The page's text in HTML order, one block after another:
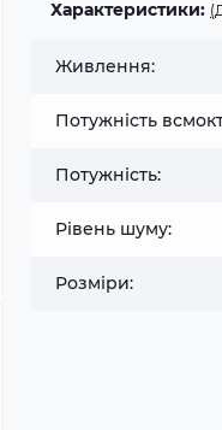
Характеристики:
Живлення:
Потужність
Потужність:
Рівень шуму:
Розміри: